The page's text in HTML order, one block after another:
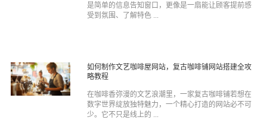
是简单的信息告知窗口，更像是一扇能让顾客提前感
受到氛围、了解特色 ...
如何制作文艺咖啡屋网站，复古咖啡铺网站搭建全攻
略教程
在咖啡香弥漫的文艺浪潮里，一家复古咖啡铺若想在
数字世界绽放独特魅力，一个精心打造的网站必不可
少。它不只是线上的 ...